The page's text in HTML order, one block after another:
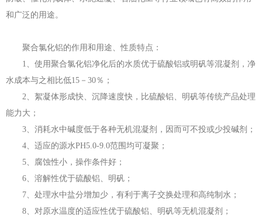
和广泛的用途。
聚合氯化铝的作用和用途、性质特点：
1、使用聚合氯化铝净化后的水质优于硫酸铝或明矾等混凝剂，净
水成本与之相比低15－30％；
2、絮凝体形成快、沉降速度快，比硫酸铝、明矾等传统产品处理
能力大；
3、消耗水中碱度低于各种无机混凝剂，因而可不投或少投碱剂；
4、适应的源水PH5.0-9.0范围均可凝聚；
5、腐蚀性小，操作条件好；
6、溶解性优于硫酸铝、明矾；
7、处理水中盐分增加少，有利于离子交换处理和高纯制水；
8、对原水温度的适应性优于硫酸铝、明矾等无机混凝剂；